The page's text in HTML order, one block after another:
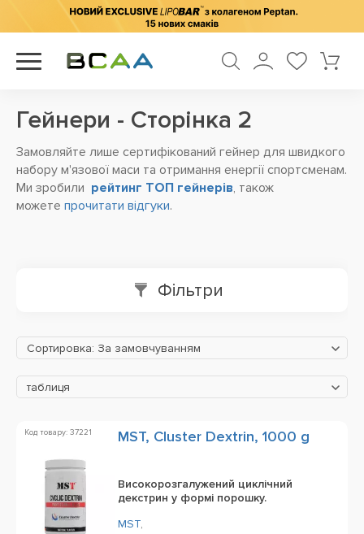
Гейнери - Сторінка 2
Замовляйте лише сертифікований гейнер для швидкого
набору м'язової маси та отримання енергії спортсменам.
Ми зробили рейтинг ТОП гейнерів, також
можете прочитати відгуки.
Фільтри
Сортировка: За замовчуванням
таблиця
Код товару: 37221 MST, Cluster Dextrin, 1000 g
Високорозгалужений циклічний
декстрин у формі порошку.
MST,